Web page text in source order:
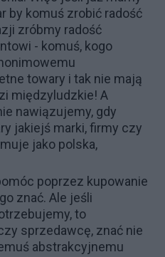
by komuś zrobić radość
zróbmy radość
- komuś, kogo
towary i tak nie mają
międzyludzkie! A
nawiązujemy, gdy
jakiejś marki, firmy czy
jako polska,
poprzez kupowanie
znać. Ale jeśli
to
sprzedawcę, znać nie
abstrakcyjnemu